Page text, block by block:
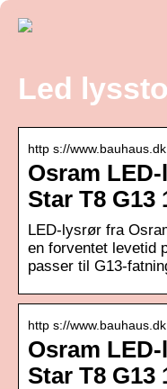
Led
http s://
Osram
Star T8 G13
LED-lysrør fra
en forventet levetid
passer til G13-
http s://
Osram
Star T8 G13